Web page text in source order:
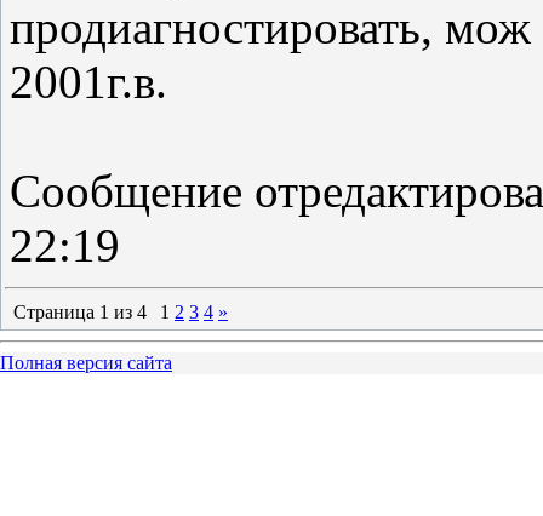
продиагностировать,
2001г.в.
Сообщение
22:19
Страница 1 из 4 1 2 3 4 »
Полная версия сайта